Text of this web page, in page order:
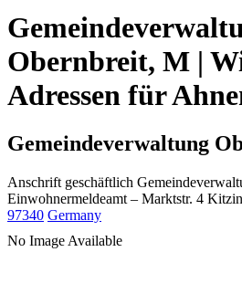
Obernbreit, M |
Adressen für
Gemeindeverwaltung
Anschrift geschäftlich
Einwohnermeldeamt – Marktstr. 4
97340 Germany
No Image Available